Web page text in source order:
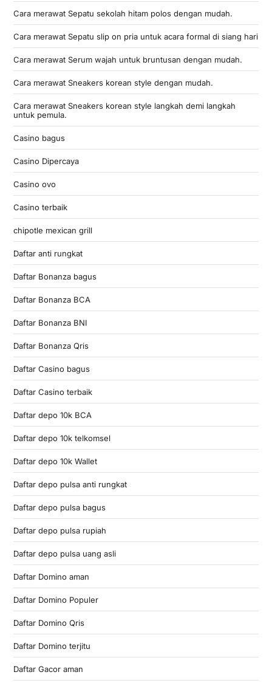
Cara merawat Sepatu sekolah hitam polos dengan mudah.
Cara merawat Sepatu slip on pria untuk acara formal di siang hari
Cara merawat Serum wajah untuk bruntusan dengan mudah.
Cara merawat Sneakers korean style dengan mudah.
Cara merawat Sneakers korean style langkah demi langkah
untuk pemula.
Casino bagus
Casino Dipercaya
Casino ovo
Casino terbaik
chipotle mexican grill
Daftar anti rungkat
Daftar Bonanza bagus
Daftar Bonanza BCA
Daftar Bonanza BNI
Daftar Bonanza Qris
Daftar Casino bagus
Daftar Casino terbaik
Daftar depo 10k BCA
Daftar depo 10k telkomsel
Daftar depo 10k Wallet
Daftar depo pulsa anti rungkat
Daftar depo pulsa bagus
Daftar depo pulsa rupiah
Daftar depo pulsa uang asli
Daftar Domino aman
Daftar Domino Populer
Daftar Domino Qris
Daftar Domino terjitu
Daftar Gacor aman